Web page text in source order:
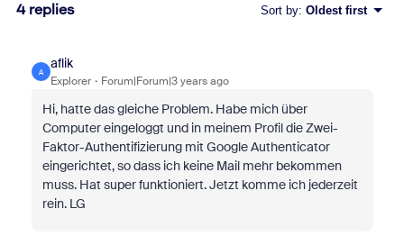
4 replies Sort by: Oldest first
A
aflik
Explorer Forum|Forum|3 years ago
Hi, hatte das gleiche Problem. Habe mich über
Computer eingeloggt und in meinem Profil die Zwei-
Faktor-Authentifizierung mit Google Authenticator
eingerichtet, so dass ich keine Mail mehr bekommen
muss. Hat super funktioniert. Jetzt komme ich jederzeit
rein. LG